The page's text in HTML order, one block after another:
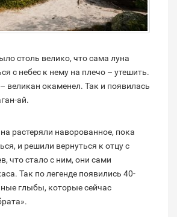
столь велико, что сама луна
с небес к нему на плечо – утешить.
великан окаменел. Так и появилась
ай.
растеряли наворованное, пока
и решили вернуться к отцу с
что стало с ним, они сами
Так по легенде появились 40-
глыбы, которые сейчас